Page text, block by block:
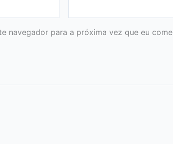
navegador para a próxima vez que eu